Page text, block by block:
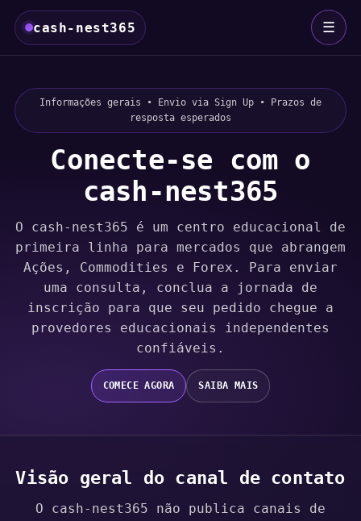
cash-nest365 ☰
Informações gerais • Envio via Sign Up • Prazos de
resposta esperados
Conecte-se com o
cash-nest365
O cash-nest365 é um centro educacional de
primeira linha para mercados que abrangem
Ações, Commodities e Forex. Para enviar
uma consulta, conclua a jornada de
inscrição para que seu pedido chegue a
provedores educacionais independentes
confiáveis.
COMECE AGORA SAIBA MAIS
Visão geral do canal de contato
O cash-nest365 não publica canais de